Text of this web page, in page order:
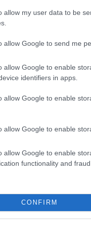
allow my user data to be
allow Google to send me
allow Google to enable
identifiers in apps.
allow Google to enable
allow Google to enable
allow Google to enable
functionality and
CONFIRM